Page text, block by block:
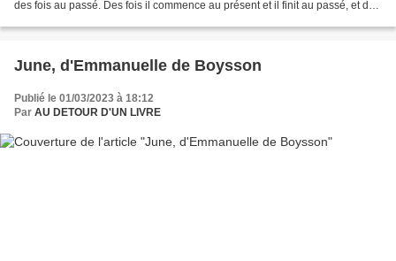
des fois au passé. Des fois il commence au présent et il finit au passé, et des
June, d'Emmanuelle de Boysson
Publié le 01/03/2023 à 18:12
Par AU DETOUR D'UN LIVRE